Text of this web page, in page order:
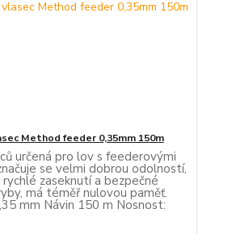
Method feeder 0,35mm 150m
určená pro lov s feederovými
se velmi dobrou odolností,
zaseknutí a bezpečné
má téměř nulovou paměť.
mm Návin 150 m Nosnost: